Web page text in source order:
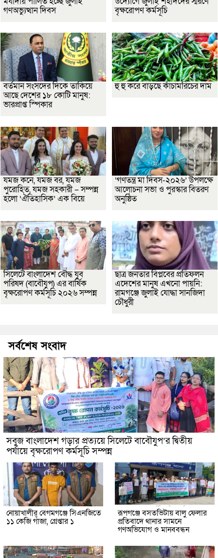
গণঅভ্যুত্থান দিবস
বৃক্ষরোপণ কর্মসূচি
বর্তমান সংসদের দিকে তাকিয়ে
আছে দেশের ১৮ কোটি মানুষ:
ভারপ্রাপ্ত স্পিকার
হু হু করে বাড়ছে কাঁচামরিচের দাম
যমজ কনে, যমজ বর, যমজ
পুরোহিত, যমজ সহকারী – সম্পন্ন
হলো ‘ঐতিহাসিক’ এক বিয়ে
‘গণতন্ত্র মা দিবস-২০২৬’ উপলক্ষে
আলোচনা সভা ও পুরস্কার বিতরণ
অনুষ্ঠিত
সিলেটে বাংলাদেশ বৌদ্ধ যুব
পরিষদ (বাবৌযুপ) এর বার্ষিক
বৃক্ষরোপণ কর্মসূচি ২০২৬ সম্পন্ন
ছাত্র জনতার বিপ্লবের প্রতিফলন
এদেশের মানুষ এখনো পায়নি:
রামগঞ্জে জুলাই যোদ্ধা সানজিদা
চৌধুরী
সর্বশেষ সংবাদ
সবুজ বাংলাদেশ গড়ার প্রত্যয়ে সিলেটে বাবৌযুপ’র দ্বিতীয়
পর্যায়ে বৃক্ষরোপণ কর্মসূচি সম্পন্ন
নোয়াখালীর বেগমগঞ্জে সিএনজিতে
১১ কেজি গাঁজা, গ্রেপ্তার ১
রূপগঞ্জে বসতভিটায় বালু ফেলার
প্রতিবাদে থানার সামনে
গণঅভিযোগ ও মানববন্ধন